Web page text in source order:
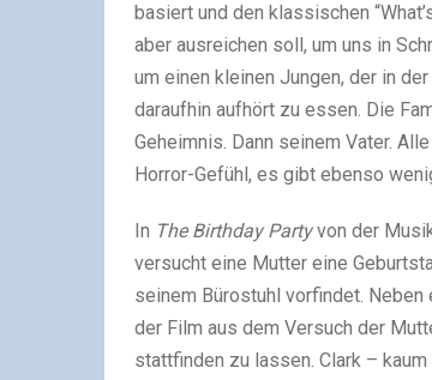
basiert und den klassischen
aber ausreichen soll, um uns in
um einen kleinen Jungen, der in
daraufhin aufhört zu essen. Die
Geheimnis. Dann seinem Vater.
Horror-Gefühl, es gibt ebenso
In The Birthday Partyvon der
versucht eine Mutter eine
seinem Bürostuhl vorfindet.
der Film aus dem Versuch der
stattfinden zu lassen. Clark –